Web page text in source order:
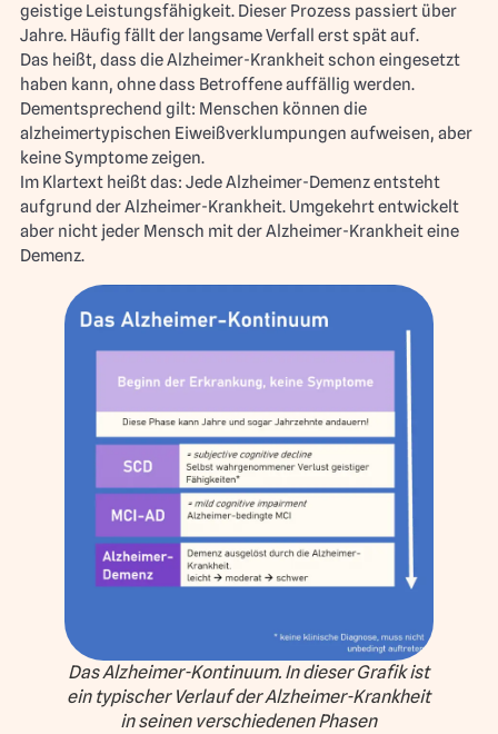
geistige Leistungsfähigkeit. Dieser Prozess passiert über
Jahre. Häufig fällt der langsame Verfall erst spät auf.
Das heißt, dass die Alzheimer-Krankheit schon eingesetzt
haben kann, ohne dass Betroffene auffällig werden.
Dementsprechend gilt: Menschen können die
alzheimertypischen Eiweißverklumpungen aufweisen, aber
keine Symptome zeigen.
Im Klartext heißt das: Jede Alzheimer-Demenz entsteht
aufgrund der Alzheimer-Krankheit. Umgekehrt entwickelt
aber nicht jeder Mensch mit der Alzheimer-Krankheit eine
Demenz.
Das Alzheimer-Kontinuum. In dieser Grafik ist
ein typischer Verlauf der Alzheimer-Krankheit
in seinen verschiedenen Phasen